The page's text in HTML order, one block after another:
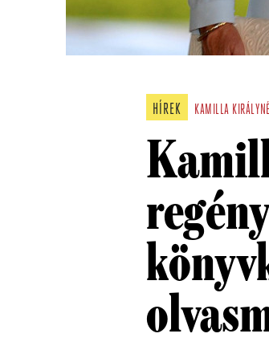
HÍREK KAMILLA KIRÁLYNÉ